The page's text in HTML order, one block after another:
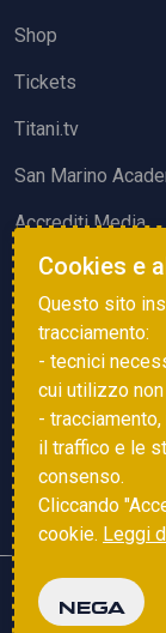
Shop
Tickets
Titani.tv
San Marino
Accrediti Media
ATTIVITÀ ED
Squadre di Calcio
Associazione
Vota gol e parata
Copyright © 2025
Cookies e
Questo sito
tracciamento:
- tecnici
cui utilizzo
-
il traffico e le
consenso.
Cliccando
cookie. Leggi
NEGA